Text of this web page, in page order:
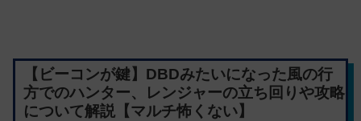
【ビーコンが鍵】DBDみたいになった風の行
方でのハンター、レンジャーの立ち回りや攻略
について解説【マルチ怖くない】